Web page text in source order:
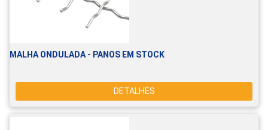
MALHA ONDULADA - PANOS EM STOCK
DETALHES